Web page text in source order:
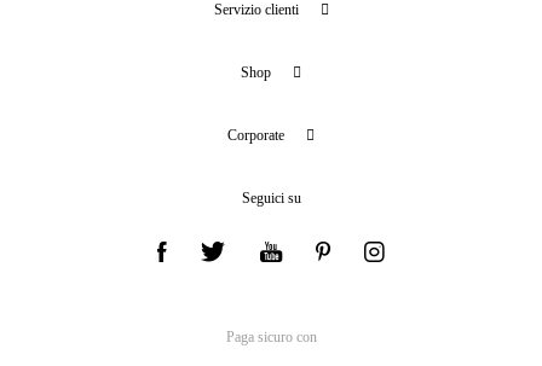
Servizio clienti
Shop
Corporate
Seguici su
Paga sicuro con